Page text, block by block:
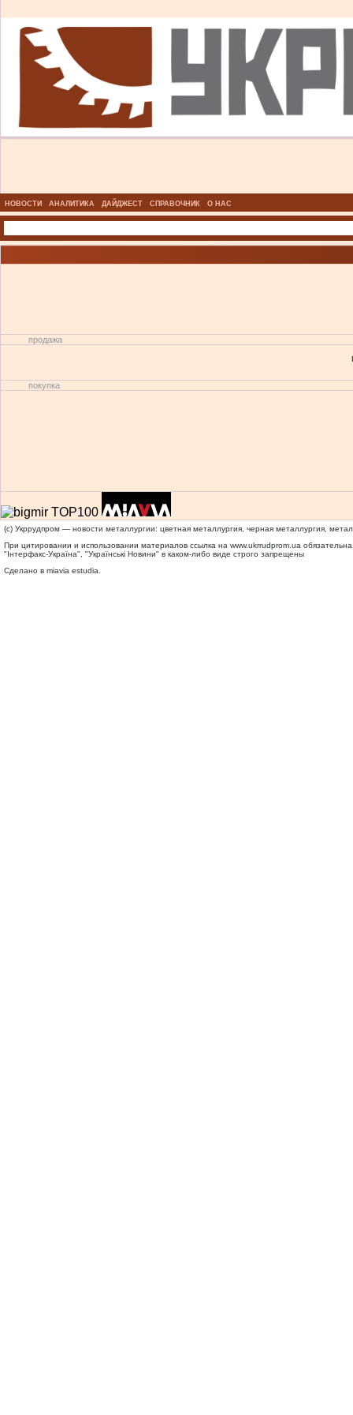
НОВОСТИ АНАЛИТИКА ДАЙДЖЕСТ СПРАВОЧНИК О НАС
продажа
покупка
(c) Укррудпром — новости металлургии: цветная металлургия, черная металлургия,
При цитировании и использовании материалов ссылка на www.ukrrudprom.ua
"Iнтерфакс-Україна", "Українськi Новини" в каком-либо виде строго запрещены
Сделано в miavia estudia.